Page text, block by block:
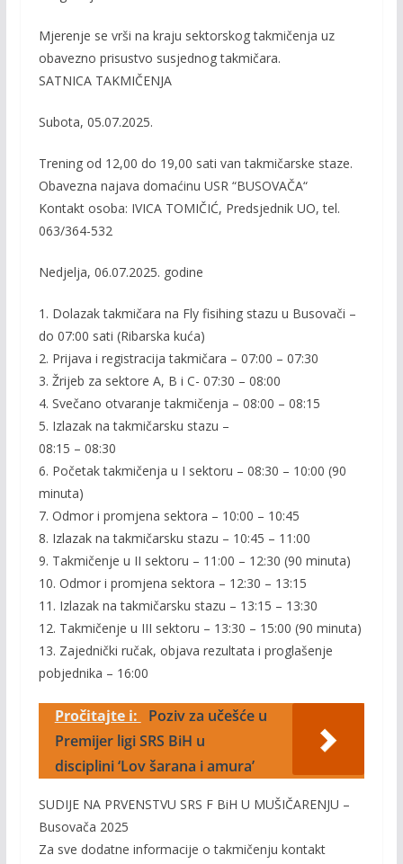
Mjerenje se vrši na kraju sektorskog takmičenja uz
obavezno prisustvo susjednog takmičara.
SATNICA TAKMIČENJA
Subota, 05.07.2025.
Trening od 12,00 do 19,00 sati van takmičarske staze.
Obavezna najava domaćinu USR “BUSOVAČA“
Kontakt osoba: IVICA TOMIČIĆ, Predsjednik UO, tel.
063/364-532
Nedjelja, 06.07.2025. godine
1. Dolazak takmičara na Fly fisihing stazu u Busovači –
do 07:00 sati (Ribarska kuća)
2. Prijava i registracija takmičara – 07:00 – 07:30
3. Žrijeb za sektore A, B i C- 07:30 – 08:00
4. Svečano otvaranje takmičenja – 08:00 – 08:15
5. Izlazak na takmičarsku stazu –
08:15 – 08:30
6. Početak takmičenja u I sektoru – 08:30 – 10:00 (90
minuta)
7. Odmor i promjena sektora – 10:00 – 10:45
8. Izlazak na takmičarsku stazu – 10:45 – 11:00
9. Takmičenje u II sektoru – 11:00 – 12:30 (90 minuta)
10. Odmor i promjena sektora – 12:30 – 13:15
11. Izlazak na takmičarsku stazu – 13:15 – 13:30
12. Takmičenje u III sektoru – 13:30 – 15:00 (90 minuta)
13. Zajednički ručak, objava rezultata i proglašenje
pobjednika – 16:00
Pročitajte i:
Poziv za učešće u
Premijer ligi SRS BiH u
disciplini ‘Lov šarana i amura’
SUDIJE NA PRVENSTVU SRS F BiH U MUŠIČARENJU –
Busovača 2025
Za sve dodatne informacije o takmičenju kontakt